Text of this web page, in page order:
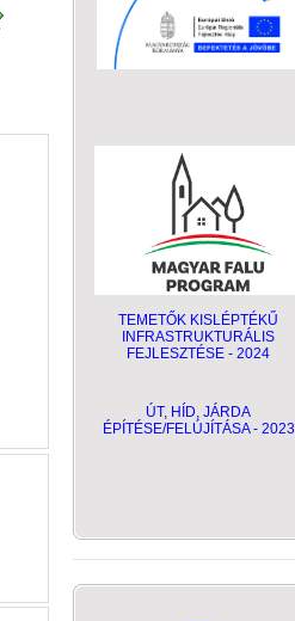
TEMETŐK KISLÉPTÉKŰ
INFRASTRUKTURÁLIS
FEJLESZTÉSE - 2024
ÚT, HÍD, JÁRDA
ÉPÍTÉSE/FELÚJÍTÁSA - 2023